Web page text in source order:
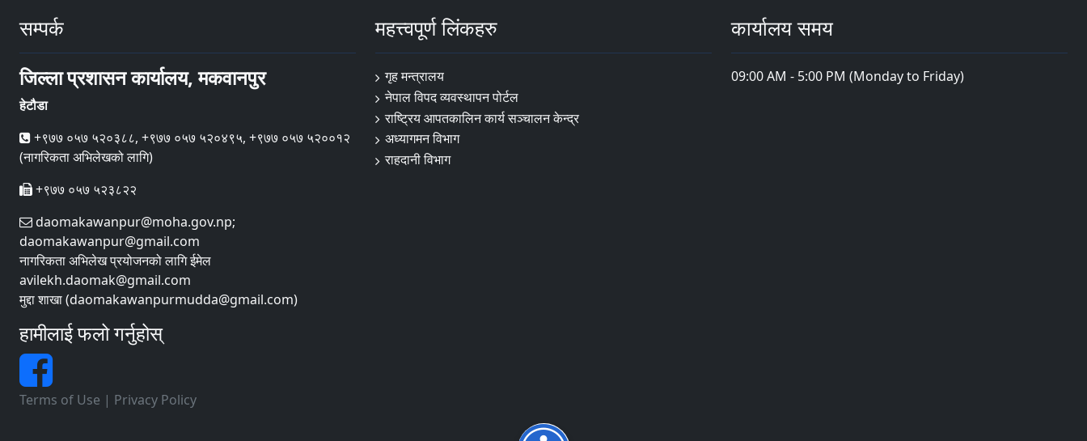
सम्पर्क
जिल्ला प्रशासन कार्यालय, मकवानपुर
हेटौडा
+९७७ ०५७ ५२०३८८, +९७७ ०५७ ५२०४९५, +९७७ ०५७ ५२००१२
(नागरिकता अभिलेखको लागि)
+९७७ ०५७ ५२३८२२
daomakawanpur@moha.gov.np;
daomakawanpur@gmail.com
नागरिकता अभिलेख प्रयोजनको लागि ईमेल
avilekh.daomak@gmail.com
मुद्दा शाखा (daomakawanpurmudda@gmail.com)
हामीलाई फलो गर्नुहोस्
Terms of Use | Privacy Policy
महत्त्वपूर्ण लिंकहरु
गृह मन्त्रालय
नेपाल विपद व्यवस्थापन पोर्टल
राष्ट्रिय आपतकालिन कार्य सञ्चालन केन्द्र
अध्यागमन विभाग
राहदानी विभाग
कार्यालय समय
09:00 AM - 5:00 PM (Monday to Friday)